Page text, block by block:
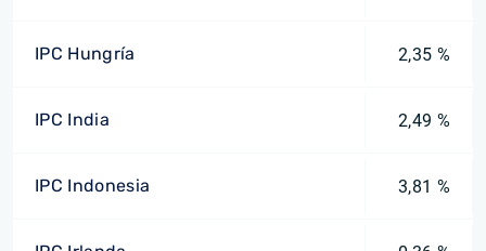
IPC Hungría 2,35 %
IPC India 2,49 %
IPC Indonesia 3,81 %